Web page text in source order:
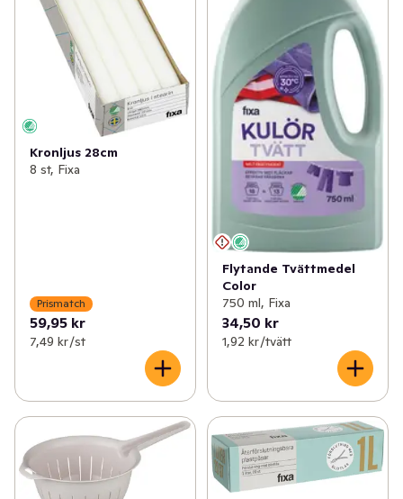
Kronljus 28cm
8 st, Fixa
Prismatch
59,95 kr
7,49 kr /st
Flytande Tvättmedel
Color
750 ml, Fixa
34,50 kr
1,92 kr /tvätt